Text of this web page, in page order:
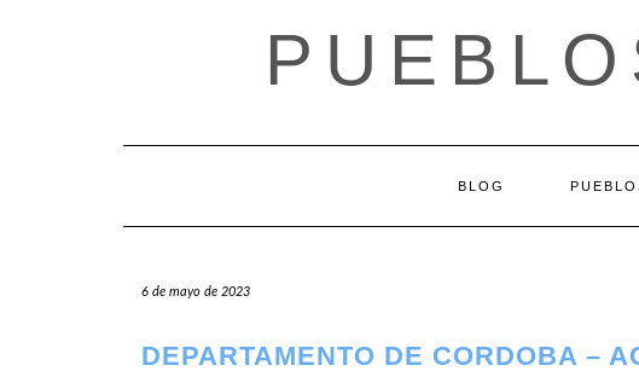
BLOG
6 de mayo de 2023
DEPARTAMENTO DE CORDOBA –